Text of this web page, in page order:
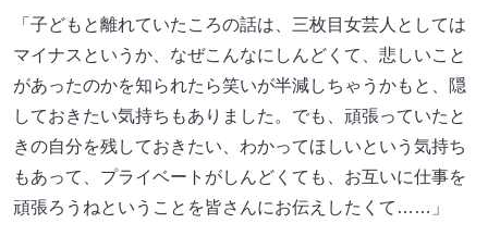
「子どもと離れていたころの話は、三枚目女芸人としては
マイナスというか、なぜこんなにしんどくて、悲しいこと
があったのかを知られたら笑いが半減しちゃうかもと、隠
しておきたい気持ちもありました。でも、頑張っていたと
きの自分を残しておきたい、わかってほしいという気持ち
もあって、プライベートがしんどくても、お互いに仕事を
頑張ろうねということを皆さんにお伝えしたくて……」